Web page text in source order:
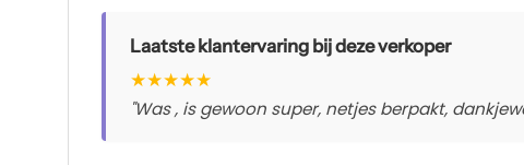
Laatste klantervaring bij deze verkoper
★★★★★
"Was , is gewoon super, netjes berpakt,